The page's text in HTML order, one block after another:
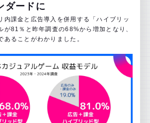
ダードに
内課金と広告導入を併用する「ハイブリッ
が81％と昨年調査の68%から増加となり、
あることがわかりました。